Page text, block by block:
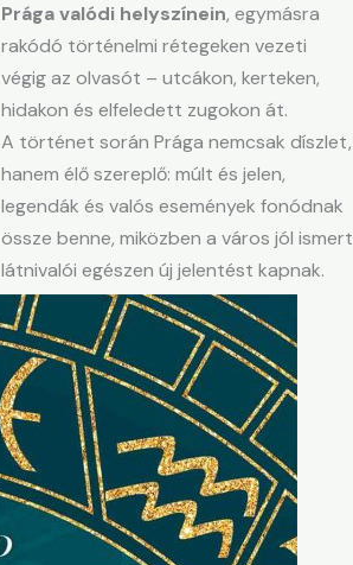
Prága valódi helyszínein, egymásra
rakódó történelmi rétegeken vezeti
végig az olvasót – utcákon, kerteken,
hidakon és elfeledett zugokon át.
A történet során Prága nemcsak díszlet,
hanem élő szereplő: múlt és jelen,
legendák és valós események fonódnak
össze benne, miközben a város jól ismert
látnivalói egészen új jelentést kapnak.